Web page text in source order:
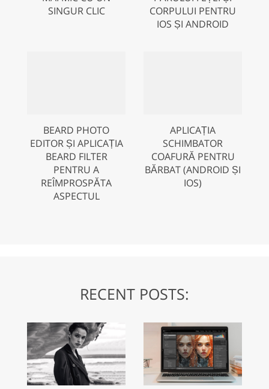
SINGUR CLIC
CORPULUI PENTRU
IOS ȘI ANDROID
BEARD PHOTO
EDITOR ȘI APLICAȚIA
BEARD FILTER
PENTRU A
REÎMPROSPĂTA
ASPECTUL
APLICAȚIA
SCHIMBATOR
COAFURĂ PENTRU
BĂRBAT (ANDROID ȘI
IOS)
RECENT POSTS: